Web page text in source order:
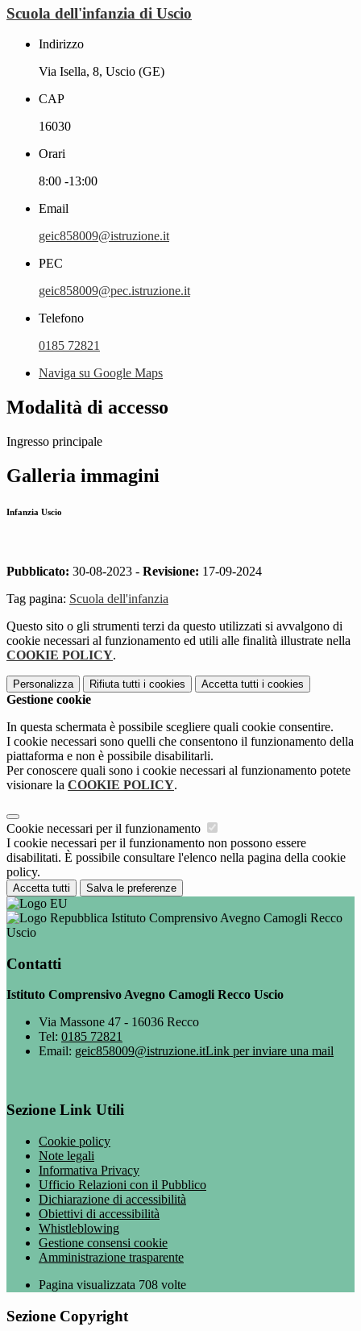
Scuola dell'infanzia di Uscio
Indirizzo
Via Isella, 8, Uscio (GE)
CAP
16030
Orari
8:00 -13:00
Email
geic858009@istruzione.it
PEC
geic858009@pec.istruzione.it
Telefono
0185 72821
Naviga su Google Maps
Modalità di accesso
Ingresso principale
Galleria immagini
Infanzia Uscio
Pubblicato: 30-08-2023 - Revisione: 17-09-2024
Tag pagina: Scuola dell'infanzia
Questo sito o gli strumenti terzi da questo utilizzati si avvalgono di
cookie necessari al funzionamento ed utili alle finalità illustrate nella
COOKIE POLICY.
Personalizza Rifiuta tutti i cookies Accetta tutti i cookies
Gestione cookie
In questa schermata è possibile scegliere quali cookie consentire.
I cookie necessari sono quelli che consentono il funzionamento della
piattaforma e non è possibile disabilitarli.
Per conoscere quali sono i cookie necessari al funzionamento potete
visionare la COOKIE POLICY.
Cookie necessari per il funzionamento
I cookie necessari per il funzionamento non possono essere
disabilitati. È possibile consultare l'elenco nella pagina della cookie
policy.
Accetta tutti Salva le preferenze
Istituto Comprensivo Avegno Camogli Recco
Uscio
Contatti
Istituto Comprensivo Avegno Camogli Recco Uscio
Via Massone 47 - 16036 Recco
Tel: 0185 72821
Email: geic858009@istruzione.itLink per inviare una mail
Sezione Link Utili
Cookie policy
Note legali
Informativa Privacy
Ufficio Relazioni con il Pubblico
Dichiarazione di accessibilità
Obiettivi di accessibilità
Whistleblowing
Gestione consensi cookie
Amministrazione trasparente
Pagina visualizzata 708 volte
Sezione Copyright